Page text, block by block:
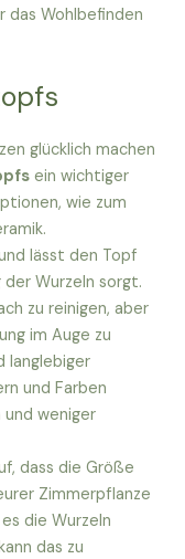
das Wohlbefinden
glücklich machen
ein wichtiger
wie zum
lässt den Topf
Wurzeln sorgt.
zu reinigen, aber
im Auge zu
langlebiger
und Farben
weniger
dass die Größe
Zimmerpflanze
die Wurzeln
das zu